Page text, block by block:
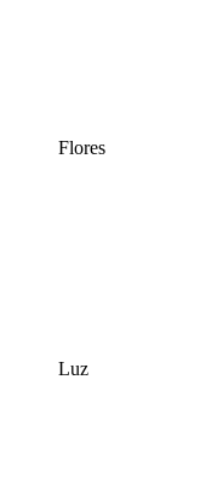
Flores
Luz